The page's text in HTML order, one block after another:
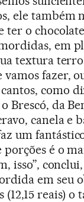
ele também
ter o
em
textura
vamos fazer,
como
Brescó, da
canela e
um
porções é o
isso”,
em seu
(12,15 reais) o